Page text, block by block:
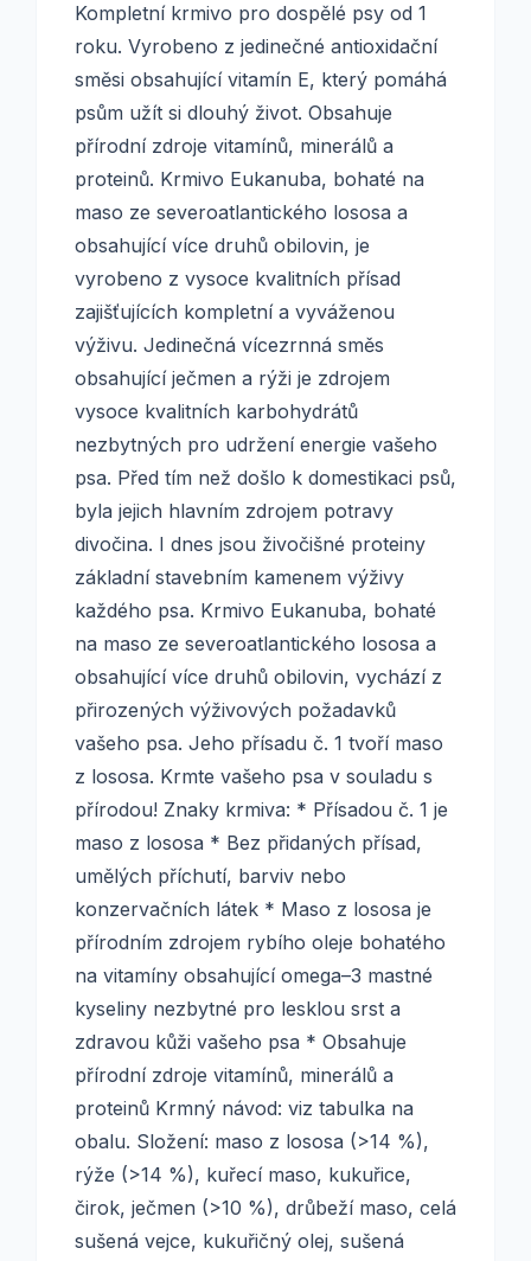
Kompletní krmivo pro dospělé psy od 1
roku. Vyrobeno z jedinečné antioxidační
směsi obsahující vitamín E, který pomáhá
psům užít si dlouhý život. Obsahuje
přírodní zdroje vitamínů, minerálů a
proteinů. Krmivo Eukanuba, bohaté na
maso ze severoatlantického lososa a
obsahující více druhů obilovin, je
vyrobeno z vysoce kvalitních přísad
zajišťujících kompletní a vyváženou
výživu. Jedinečná vícezrnná směs
obsahující ječmen a rýži je zdrojem
vysoce kvalitních karbohydrátů
nezbytných pro udržení energie vašeho
psa. Před tím než došlo k domestikaci psů,
byla jejich hlavním zdrojem potravy
divočina. I dnes jsou živočišné proteiny
základní stavebním kamenem výživy
každého psa. Krmivo Eukanuba, bohaté
na maso ze severoatlantického lososa a
obsahující více druhů obilovin, vychází z
přirozených výživových požadavků
vašeho psa. Jeho přísadu č. 1 tvoří maso
z lososa. Krmte vašeho psa v souladu s
přírodou! Znaky krmiva: * Přísadou č. 1 je
maso z lososa * Bez přidaných přísad,
umělých příchutí, barviv nebo
konzervačních látek * Maso z lososa je
přírodním zdrojem rybího oleje bohatého
na vitamíny obsahující omega–3 mastné
kyseliny nezbytné pro lesklou srst a
zdravou kůži vašeho psa * Obsahuje
přírodní zdroje vitamínů, minerálů a
proteinů Krmný návod: viz tabulka na
obalu. Složení: maso z lososa (>14 %),
rýže (>14 %), kuřecí maso, kukuřice,
čirok, ječmen (>10 %), drůbeží maso, celá
sušená vejce, kukuřičný olej, sušená